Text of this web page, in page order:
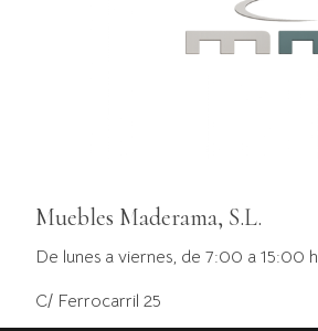
Muebles Maderama, S.L.
De lunes a viernes, de 7:00 a 15:00 h
C/ Ferrocarril 25